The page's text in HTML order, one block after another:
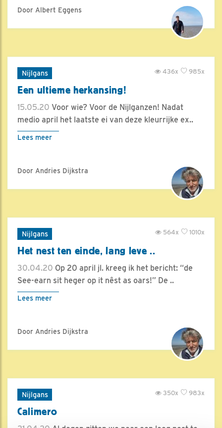
Door Albert Eggens
Nijlgans 985x
436x
Een ultieme herkansing!
15.05.20 Voor wie? Voor de Nijlganzen! Nadat
medio april het laatste ei van deze kleurrijke ex..
Lees meer
Door Andries Dijkstra
Nijlgans 1010x
564x
Het nest ten einde, lang leve ..
30.04.20 Op 20 april jl. kreeg ik het bericht: “de
See-earn sit heger op it nêst as oars!” De ..
Lees meer
Door Andries Dijkstra
Nijlgans 983x
350x
Calimero